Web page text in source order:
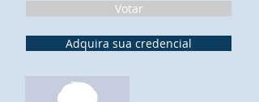
Votar
Adquira sua credencial